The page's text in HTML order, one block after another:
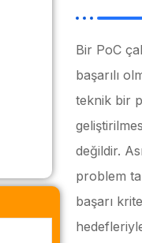
Bir PoC
başarılı
teknik bir
değildir.
problem
başarı